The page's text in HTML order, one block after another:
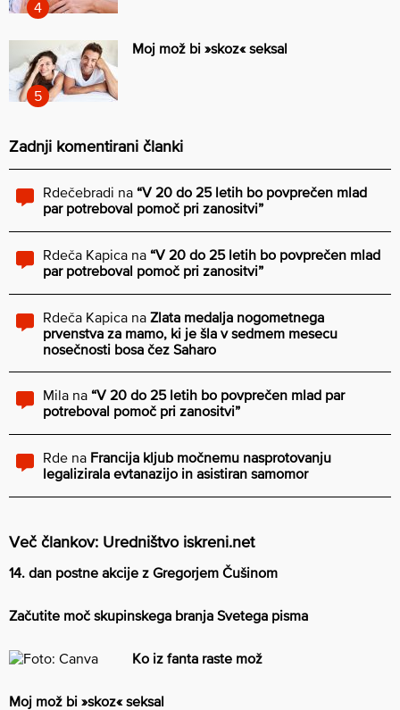
Moj mož bi »skoz« seksal
Zadnji komentirani članki
Rdečebradi na “V 20 do 25 letih bo povprečen mlad
par potreboval pomoč pri zanositvi”
Rdeča Kapica na “V 20 do 25 letih bo povprečen mlad
par potreboval pomoč pri zanositvi”
Rdeča Kapica na Zlata medalja nogometnega
prvenstva za mamo, ki je šla v sedmem mesecu
nosečnosti bosa čez Saharo
Mila na “V 20 do 25 letih bo povprečen mlad par
potreboval pomoč pri zanositvi”
Rde na Francija kljub močnemu nasprotovanju
legalizirala evtanazijo in asistiran samomor
Več člankov: Uredništvo iskreni.net
14. dan postne akcije z Gregorjem Čušinom
Začutite moč skupinskega branja Svetega pisma
Ko iz fanta raste mož
Moj mož bi »skoz« seksal